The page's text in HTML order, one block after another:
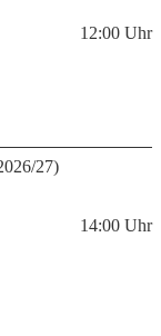
12:00 Uhr
27)
14:00 Uhr